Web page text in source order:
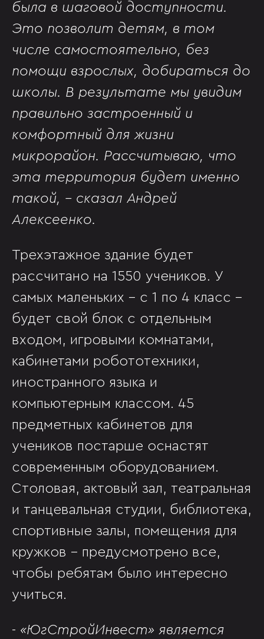
была в шаговой доступности.
Это позволит детям, в том
числе самостоятельно, без
помощи взрослых, добираться до
школы. В результате мы увидим
правильно застроенный и
комфортный для жизни
микрорайон. Рассчитываю, что
эта территория будет именно
такой, - сказал Андрей
Алексеенко.
Трехэтажное здание будет
рассчитано на 1550 учеников. У
самых маленьких - с 1 по 4 класс -
будет свой блок с отдельным
входом, игровыми комнатами,
кабинетами робототехники,
иностранного языка и
компьютерным классом. 45
предметных кабинетов для
учеников постарше оснастят
современным оборудованием.
Столовая, актовый зал, театральная
и танцевальная студии, библиотека,
спортивные залы, помещения для
кружков - предусмотрено все,
чтобы ребятам было интересно
учиться.
- «ЮгСтройИнвест» является